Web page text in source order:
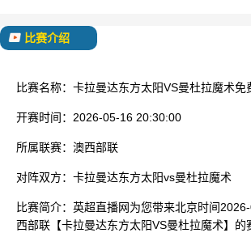
比赛介绍
比赛名称： 卡拉曼达东方太阳VS曼杜拉魔术免
开赛时间： 2026-05-16 20:30:00
所属联赛： 澳西部联
对阵双方： 卡拉曼达东方太阳vs曼杜拉魔术
比赛简介： 英超直播网为您带来北京时间
西部联【卡拉曼达东方太阳VS曼杜拉魔术】的